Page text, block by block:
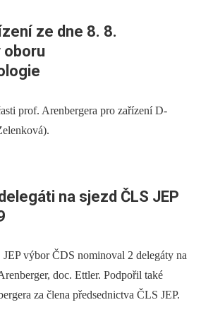
ze dne 8. 8.
oboru
prof. Arenbergera pro zařízení D-
na sjezd ČLS JEP
výbor ČDS nominoval 2 delegáty na
doc. Ettler. Podpořil také
za člena předsednictva ČLS JEP.